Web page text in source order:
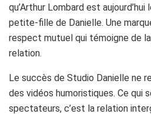
qu’Arthur Lombard est aujourd’hui
petite-fille de Danielle. Une
respect mutuel qui témoigne de
relation.
Le succès de Studio Danielle ne
des vidéos humoristiques. Ce qui
spectateurs, c’est la relation